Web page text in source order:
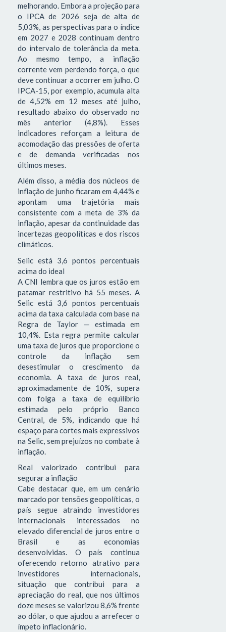
melhorando. Embora a projeção para
o IPCA de 2026 seja de alta de
5,03%, as perspectivas para o índice
em 2027 e 2028 continuam dentro
do intervalo de tolerância da meta.
Ao mesmo tempo, a inflação
corrente vem perdendo força, o que
deve continuar a ocorrer em julho. O
IPCA-15, por exemplo, acumula alta
de 4,52% em 12 meses até julho,
resultado abaixo do observado no
mês anterior (4,8%). Esses
indicadores reforçam a leitura de
acomodação das pressões de oferta
e de demanda verificadas nos
últimos meses.
Além disso, a média dos núcleos de
inflação de junho ficaram em 4,44% e
apontam uma trajetória mais
consistente com a meta de 3% da
inflação, apesar da continuidade das
incertezas geopolíticas e dos riscos
climáticos.
Selic está 3,6 pontos percentuais
acima do ideal
A CNI lembra que os juros estão em
patamar restritivo há 55 meses. A
Selic está 3,6 pontos percentuais
acima da taxa calculada com base na
Regra de Taylor — estimada em
10,4%. Esta regra permite calcular
uma taxa de juros que proporcione o
controle da inflação sem
desestimular o crescimento da
economia. A taxa de juros real,
aproximadamente de 10%, supera
com folga a taxa de equilíbrio
estimada pelo próprio Banco
Central, de 5%, indicando que há
espaço para cortes mais expressivos
na Selic, sem prejuízos no combate à
inflação.
Real valorizado contribui para
segurar a inflação
Cabe destacar que, em um cenário
marcado por tensões geopolíticas, o
país segue atraindo investidores
internacionais interessados no
elevado diferencial de juros entre o
Brasil e as economias
desenvolvidas. O país continua
oferecendo retorno atrativo para
investidores internacionais,
situação que contribui para a
apreciação do real, que nos últimos
doze meses se valorizou 8,6% frente
ao dólar, o que ajudou a arrefecer o
ímpeto inflacionário.